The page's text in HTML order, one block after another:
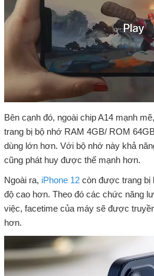
Bên cạnh đó, ngoài chip A14 mạnh
trang bị bộ nhớ RAM 4GB/ ROM
dùng lớn hơn. Với bộ nhớ này khả
cũng phát huy được thế mạnh hơn.
Ngoài ra, iPhone 12còn được trang bị
độ cao hơn. Theo đó các chức năng
việc, facetime của máy sẽ được
hơn.